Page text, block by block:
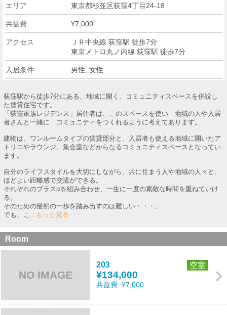
エリア 東京都杉並区荻窪4丁目24-18
共益費 ¥7,000
アクセス
ＪＲ中央線 荻窪駅 徒歩7分
東京メトロ丸ノ内線 荻窪駅 徒歩7分
入居条件 男性, 女性
荻窪駅から徒歩7分にある、地域に開く、コミュニティスペースを併設し
た賃貸住宅です。
「荻窪家族レジデンス」居住者は、このスペースを使い 地域の人や入居
者さんと一緒に コミュニティをつくれるように考えてあります。
建物は、ワンルームタイプの賃貸部分と、入居者も使える地域に開いたア
トリエやラウンジ、集会室などからなるコミュニティスペースとなってい
ます。
自分のライフスタイルを大切にしながら、共に住まう人や地域の人々と、
ほどよい距離感で交流ができる。
それぞれのプラスαを組み合わせ、一生に一度の素敵な時間を重ねていけ
る。
そのための最初の一歩を踏み出すのは難しい・・・。
でも、こ
...もっと見る
Room
NO IMAGE
203 空室
¥134,000
共益費: ¥7,000